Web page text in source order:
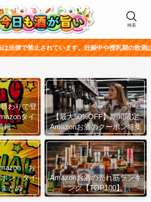
検索
れています。妊娠中や授乳期の飲酒は、胎児・乳
わりで登
タイ
報
【最大50%OFF】期間限定
Amazonお酒のクーポン特集
『お
ン・タイ
とめ
Amazonお酒の売れ筋ランキ
ング【TOP100】